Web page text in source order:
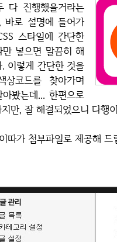
다 진행했을거라는
바로 설명에 들어가
스타일에 간단한
넣으면 말끔히 해
이렇게 간단한 것을
상코드를 찾아가며
봤는데... 한편으로
만, 잘 해결되었으니 다행
이따가 첨부파일로 제공해